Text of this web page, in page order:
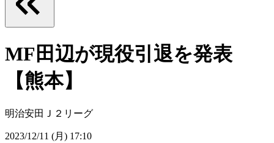
MF田辺が現役引退を発表
【熊本】
明治安田Ｊ２リーグ
2023/12/11 (月) 17:10